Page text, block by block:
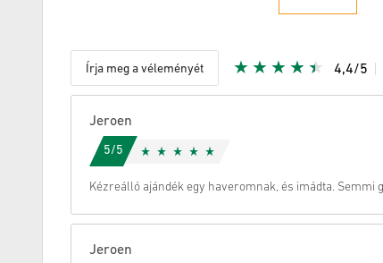
Írja meg a véleményét 4,4/5
Jeroen
5/5
Kézreálló ajándék egy haveromnak, és imádta. Semmi
Jeroen